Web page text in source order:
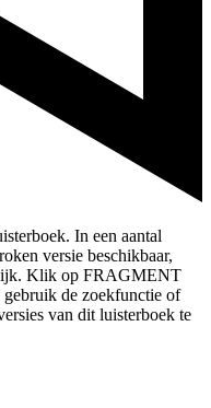
In een aantal
versie beschikbaar,
Klik op FRAGMENT
gebruik de zoekfunctie of
van dit luisterboek te